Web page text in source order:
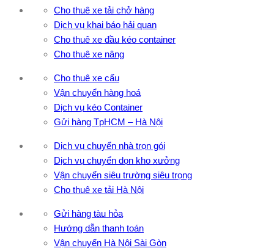
Cho thuê xe tải chở hàng
Dịch vụ khai báo hải quan
Cho thuê xe đầu kéo container
Cho thuê xe nâng
Cho thuê xe cẩu
Vận chuyển hàng hoá
Dịch vụ kéo Container
Gửi hàng TpHCM – Hà Nội
Dịch vụ chuyển nhà trọn gói
Dịch vụ chuyển dọn kho xưởng
Vận chuyển siêu trường siêu trọng
Cho thuê xe tải Hà Nội
Gửi hàng tàu hỏa
Hướng dẫn thanh toán
Vận chuyển Hà Nội Sài Gòn